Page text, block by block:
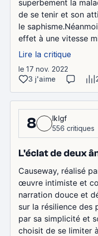
superbement la
de se tenir et son
le
effet à une vitesse
Lire la critique
le 17 nov. 2022
3 j'aime
8
lklgf
556 critiques
L'éclat de deux
Causeway, réalisé
œuvre intimiste et
narration douce et
sur la résilience des
par sa simplicité et
choisit de se limiter